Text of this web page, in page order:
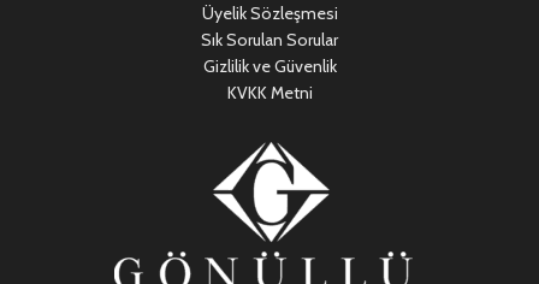
Üyelik Sözleşmesi
Sık Sorulan Sorular
Gizlilik ve Güvenlik
KVKK Metni